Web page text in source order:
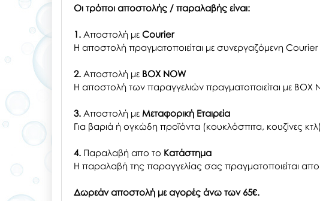
Οι τρόποι αποστολής / παραλαβής είναι:
1. Αποστολή με Courier
Η αποστολή πραγματοποιείται με συνεργαζόμενη
2. Αποστολή με BOX NOW
Η αποστολή των παραγγελιών πραγματοποιείται με
3. Αποστολή με Μεταφορική Εταιρεία
Για βαριά ή ογκώδη προϊόντα (κουκλόσπιτα, κουζίνες
4. Παραλαβή απο το Κατάστημα
H παραλαβή της παραγγελίας σας πραγματοποιείται
Δωρεάν αποστολή με αγορές άνω των 65€.